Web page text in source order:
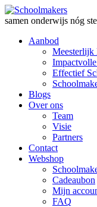
samen onderwijs nóg
Aanbod
Meesterlijk
Effectief
Blogs
Over ons
Team
Visie
Partners
Contact
Webshop
Cadeaubon
Mijn
FAQ